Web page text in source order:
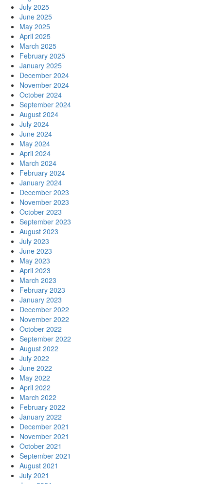
July 2025
June 2025
May 2025
April 2025
March 2025
February 2025
January 2025
December 2024
November 2024
October 2024
September 2024
August 2024
July 2024
June 2024
May 2024
April 2024
March 2024
February 2024
January 2024
December 2023
November 2023
October 2023
September 2023
August 2023
July 2023
June 2023
May 2023
April 2023
March 2023
February 2023
January 2023
December 2022
November 2022
October 2022
September 2022
August 2022
July 2022
June 2022
May 2022
April 2022
March 2022
February 2022
January 2022
December 2021
November 2021
October 2021
September 2021
August 2021
July 2021